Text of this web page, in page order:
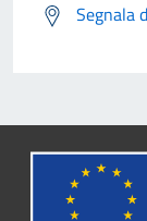
Segnala